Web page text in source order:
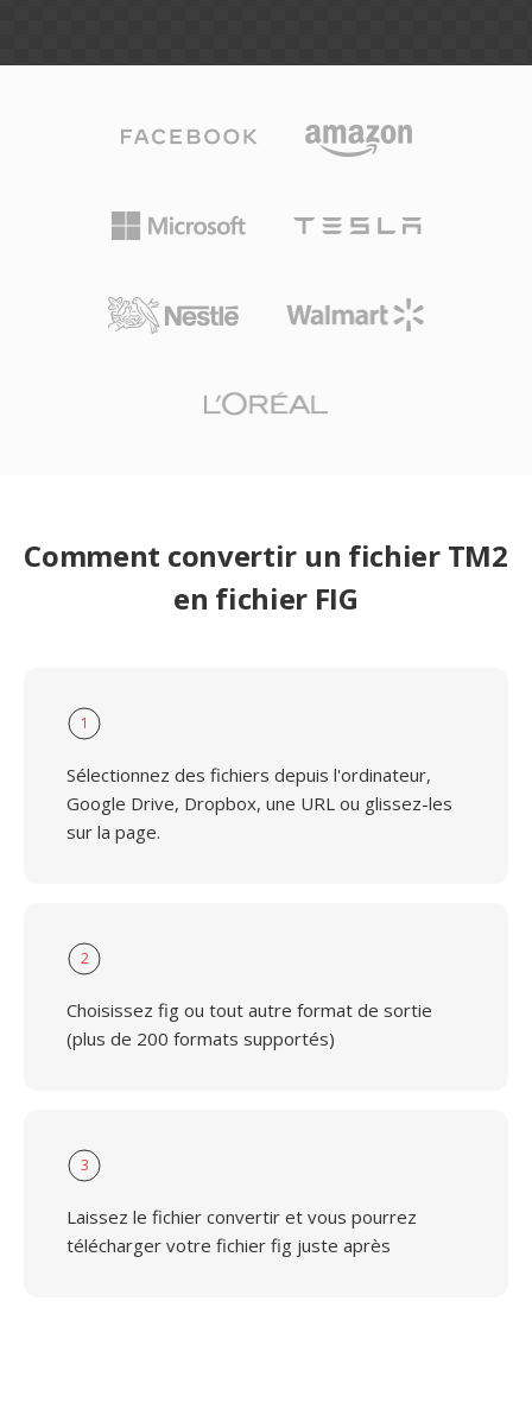
Comment convertir un fichier TM2
en fichier FIG
1
Sélectionnez des fichiers depuis l'ordinateur,
Google Drive, Dropbox, une URL ou glissez-les
sur la page.
2
Choisissez fig ou tout autre format de sortie
(plus de 200 formats supportés)
3
Laissez le fichier convertir et vous pourrez
télécharger votre fichier fig juste après